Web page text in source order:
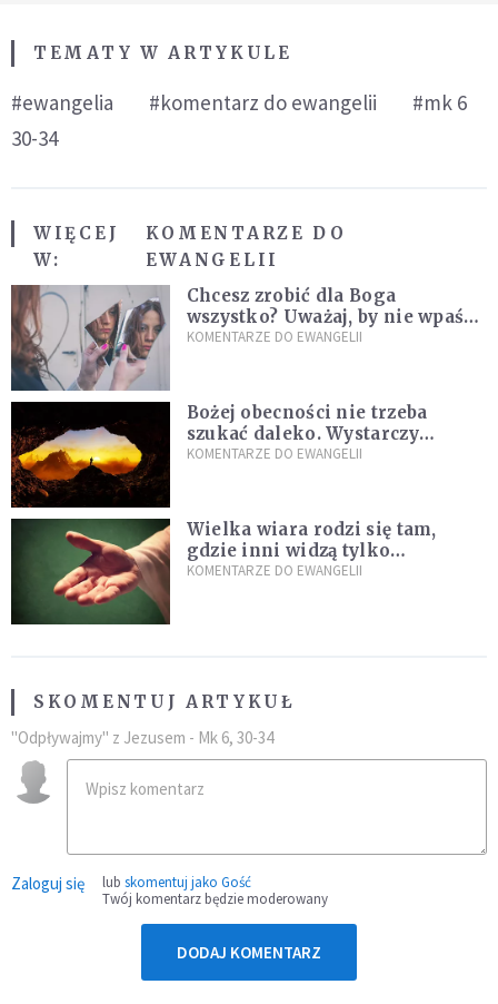
TEMATY W ARTYKULE
#ewangelia #komentarz do ewangelii
#mk 6
30-34
WIĘCEJ
W:
KOMENTARZE DO
EWANGELII
Chcesz zrobić dla Boga
wszystko? Uważaj, by nie wpaść
w groźną pułapkę
KOMENTARZE DO EWANGELII
Bożej obecności nie trzeba
szukać daleko. Wystarczy
nauczyć się słuchać
KOMENTARZE DO EWANGELII
Wielka wiara rodzi się tam,
gdzie inni widzą tylko
przeszkody
KOMENTARZE DO EWANGELII
SKOMENTUJ ARTYKUŁ
"Odpływajmy" z Jezusem - Mk 6, 30-34
Zaloguj się lub skomentuj jako Gość
Twój komentarz będzie moderowany
DODAJ KOMENTARZ